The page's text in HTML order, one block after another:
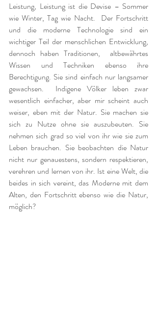
Leistung, Leistung ist die Devise – Sommer
wie Winter, Tag wie Nacht.  Der Fortschritt
und die moderne Technologie sind ein
wichtiger Teil der menschlichen Entwicklung,
dennoch haben Traditionen,  altbewährtes
Wissen und Techniken ebenso ihre
Berechtigung. Sie sind einfach nur langsamer
gewachsen.  Indigene Völker leben zwar
wesentlich einfacher, aber mir scheint auch
weiser, eben mit der Natur. Sie machen sie
sich zu Nutze ohne sie auszubeuten. Sie
nehmen sich grad so viel von ihr wie sie zum
Leben brauchen. Sie beobachten die Natur
nicht nur genauestens, sondern respektieren,
verehren und lernen von ihr. Ist eine Welt, die
beides in sich vereint, das Moderne mit dem
Alten, den Fortschritt ebenso wie die Natur,
möglich?